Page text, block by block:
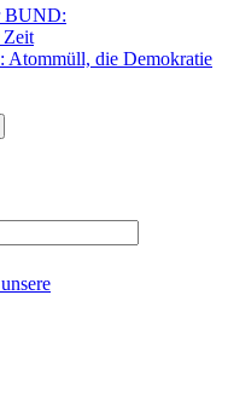
BUND:
Zeit
Atommüll, die Demokratie